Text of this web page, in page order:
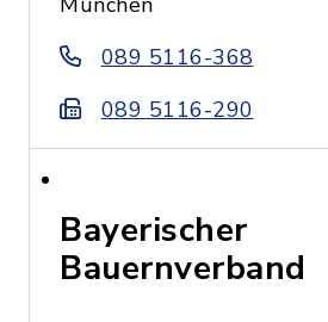
089 5116-368
089 5116-290
Bayerischer
Bauernverband